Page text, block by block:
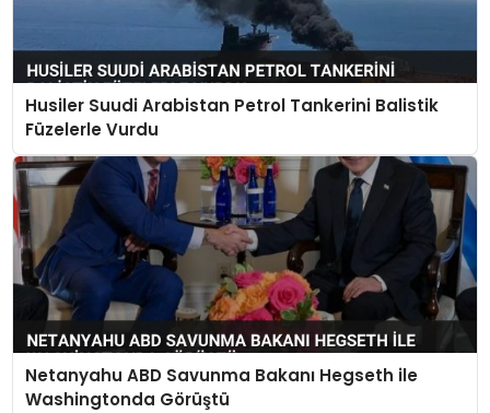
Husiler Suudi Arabistan Petrol Tankerini Balistik
Füzelerle Vurdu
Netanyahu ABD Savunma Bakanı Hegseth ile
Washingtonda Görüştü